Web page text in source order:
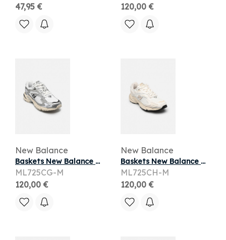
47,95 €
120,00 €
New Balance
Baskets New Balance ML725 M pour Homme
ML725CG-M
120,00 €
New Balance
Baskets New Balance ML725 M pour Homme
ML725CH-M
120,00 €